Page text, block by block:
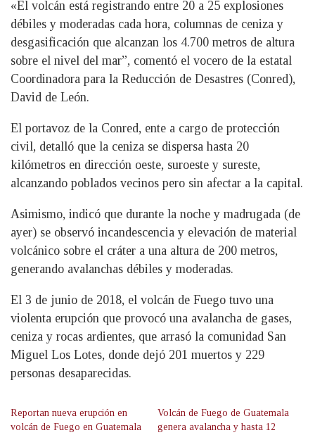
«El volcán está registrando entre 20 a 25 explosiones
débiles y moderadas cada hora, columnas de ceniza y
desgasificación que alcanzan los 4.700 metros de altura
sobre el nivel del mar”, comentó el vocero de la estatal
Coordinadora para la Reducción de Desastres (Conred),
David de León.
El portavoz de la Conred, ente a cargo de protección
civil, detalló que la ceniza se dispersa hasta 20
kilómetros en dirección oeste, suroeste y sureste,
alcanzando poblados vecinos pero sin afectar a la capital.
Asimismo, indicó que durante la noche y madrugada (de
ayer) se observó incandescencia y elevación de material
volcánico sobre el cráter a una altura de 200 metros,
generando avalanchas débiles y moderadas.
El 3 de junio de 2018, el volcán de Fuego tuvo una
violenta erupción que provocó una avalancha de gases,
ceniza y rocas ardientes, que arrasó la comunidad San
Miguel Los Lotes, donde dejó 201 muertos y 229
personas desaparecidas.
Reportan nueva erupción en
volcán de Fuego en Guatemala
Volcán de Fuego de Guatemala
genera avalancha y hasta 12